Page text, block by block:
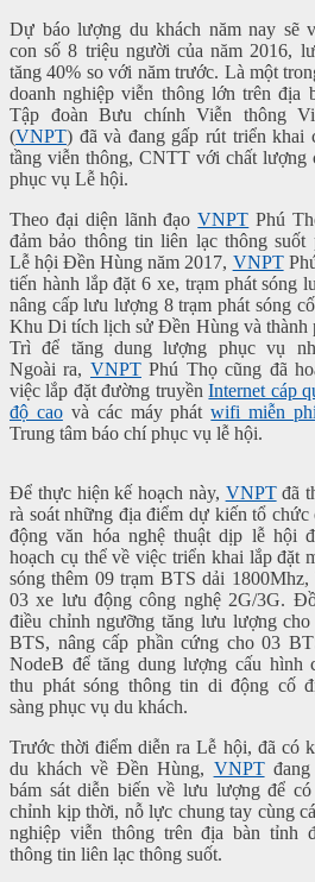
Dự báo lượng du khách năm nay sẽ
con số 8 triệu người của năm 2016,
tăng 40% so với năm trước. Là một
doanh nghiệp viễn thông lớn trên địa
Tập đoàn Bưu chính Viễn thông
(VNPT) đã và đang gấp rút triển khai
tầng viễn thông, CNTT với chất lượng
phục vụ Lễ hội.
Theo đại diện lãnh đạoVNPT Phú
đảm bảo thông tin liên lạc thông suốt
Lễ hội Đền Hùng năm 2017, VNPT
tiến hành lắp đặt 6 xe, trạm phát sóng
nâng cấp lưu lượng 8 trạm phát sóng
Khu Di tích lịch sử Đền Hùng và thành
Trì để tăng dung lượng phục vụ
Ngoài ra, VNPTPhú Thọ cũng đã
việc lắp đặt đường truyềnInternet cáp
độ caovà các máy phátwifi miễn
Trung tâm báo chí phục vụ lễ hội.
Để thực hiện kế hoạch này, VNPTđã
rà soát những địa điểm dự kiến tổ chức
động văn hóa nghệ thuật dịp lễ hội
hoạch cụ thể về việc triển khai lắp đặt
sóng thêm 09 trạm BTS dải 1800Mhz,
03 xe lưu động công nghệ 2G/3G.
điều chỉnh ngưỡng tăng lưu lượng cho
BTS, nâng cấp phần cứng cho 03
NodeB để tăng dung lượng cấu hình
thu phát sóng thông tin di động cố
sàng phục vụ du khách.
Trước thời điểm diễn ra Lễ hội, đã có
du khách về Đền Hùng, VNPTđang
bám sát diễn biến về lưu lượng để
chỉnh kịp thời, nỗ lực chung tay cùng
nghiệp viễn thông trên địa bàn tỉnh
thông tin liên lạc thông suốt.